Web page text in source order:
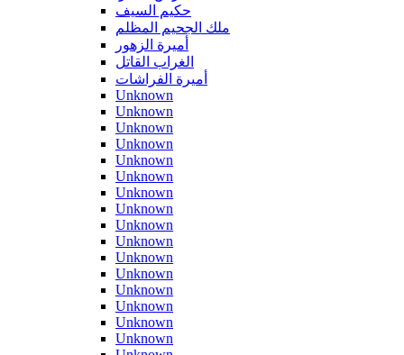
حكيم السيف
ملك الجحيم المظلم
أميرة الزهور
الغراب القاتل
أميرة الفراشات
Unknown
Unknown
Unknown
Unknown
Unknown
Unknown
Unknown
Unknown
Unknown
Unknown
Unknown
Unknown
Unknown
Unknown
Unknown
Unknown